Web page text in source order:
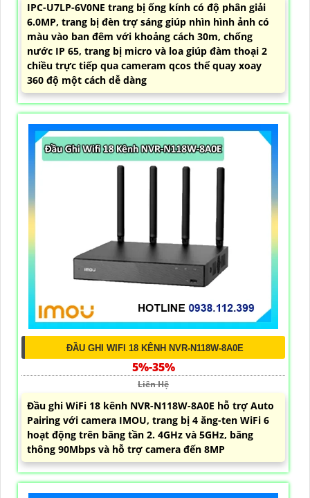
IPC-U7LP-6V0NE trang bị ống kính có độ phân giải
6.0MP, trang bị đèn trợ sáng giúp nhìn hình ảnh có
màu vào ban đêm với khoảng cách 30m, chống
nước IP 65, trang bị micro và loa giúp đàm thoại 2
chiều trực tiếp qua cameram qcos thể quay xoay
360 độ một cách dễ dàng
ĐẦU GHI WIFI 18 KÊNH NVR-N118W-8A0E
5%-35%
Liên Hệ
Đầu ghi WiFi 18 kênh NVR-N118W-8A0E hỗ trợ Auto
Pairing với camera IMOU, trang bị 4 ăng-ten WiFi 6
hoạt động trên băng tần 2. 4GHz và 5GHz, băng
thông 90Mbps và hỗ trợ camera đến 8MP